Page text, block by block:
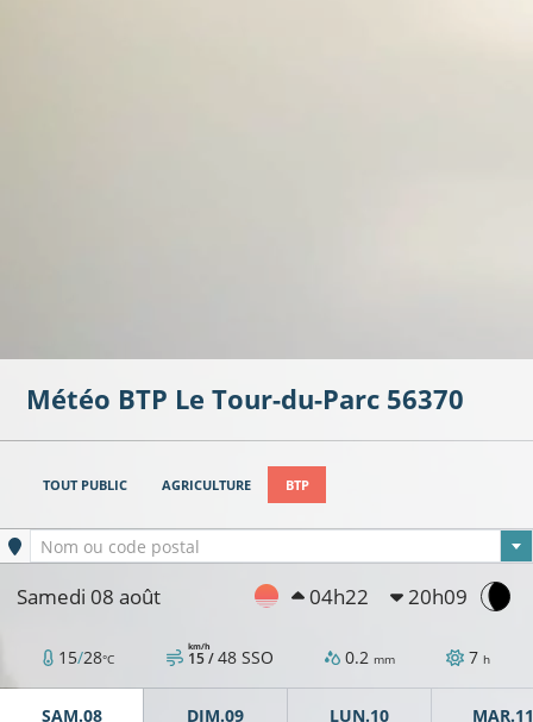
Météo BTP Le Tour-du-Parc 56370
TOUT PUBLIC AGRICULTURE BTP
Ville sélectionnée
Nom ou code postal
Samedi 08 août 04h22 20h09
15/28°C 15 /
km/h 48 SSO 0.2 mm 7 h
SAM.08 DIM.09 LUN.10 MAR.11